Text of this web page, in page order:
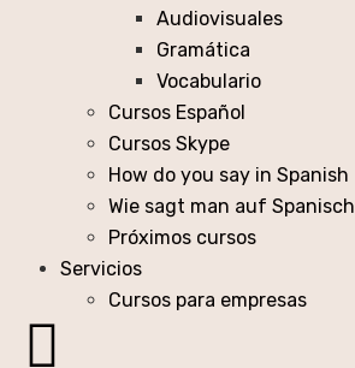
Audiovisuales
Gramática
Vocabulario
Cursos Español
Cursos Skype
How do you say in Spanish
Wie sagt man auf Spanisch
Próximos cursos
Servicios
Cursos para empresas